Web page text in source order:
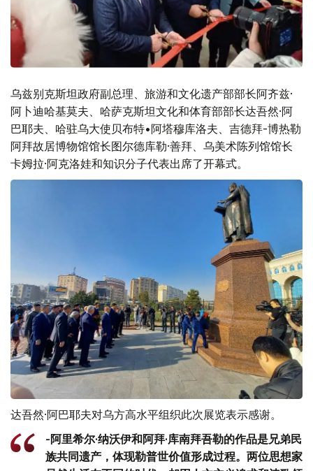
乌兹别克斯坦政府副总理、旅游和文化遗产部部长阿齐兹·
阿卜迪哈基莫夫、哈萨克斯坦文化和体育部部长达吾然·阿
巴耶夫、哈驻乌大使贝布特•阿塔穆库洛夫、吉德拜-博热勒
阿拜故居博物馆馆长图尔德库勒·善拜、乌美术陈列馆馆长
卡姆拉·阿克洛娃和知识分子代表出席了开幕式。
达吾然·阿巴耶夫对乌方高水平组织此次展览表示感谢。
-阿里希尔·纳沃伊和阿拜·库南拜吾勒的作品是兄弟民
族共同遗产，体现勒普世价值形成过程。两位思想家